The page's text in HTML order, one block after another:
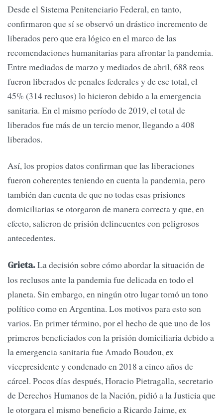
Desde el Sistema Penitenciario Federal, en tanto,
confirmaron que sí se observó un drástico incremento de
liberados pero que era lógico en el marco de las
recomendaciones humanitarias para afrontar la pandemia.
Entre mediados de marzo y mediados de abril, 688 reos
fueron liberados de penales federales y de ese total, el
45% (314 reclusos) lo hicieron debido a la emergencia
sanitaria. En el mismo período de 2019, el total de
liberados fue más de un tercio menor, llegando a 408
liberados.
Así, los propios datos confirman que las liberaciones
fueron coherentes teniendo en cuenta la pandemia, pero
también dan cuenta de que no todas esas prisiones
domiciliarias se otorgaron de manera correcta y que, en
efecto, salieron de prisión delincuentes con peligrosos
antecedentes.
Grieta.La decisión sobre cómo abordar la situación de
los reclusos ante la pandemia fue delicada en todo el
planeta. Sin embargo, en ningún otro lugar tomó un tono
político como en Argentina. Los motivos para esto son
varios. En primer término, por el hecho de que uno de los
primeros beneficiados con la prisión domiciliaria debido a
la emergencia sanitaria fue Amado Boudou, ex
vicepresidente y condenado en 2018 a cinco años de
cárcel. Pocos días después, Horacio Pietragalla, secretario
de Derechos Humanos de la Nación, pidió a la Justicia que
le otorgara el mismo beneficio a Ricardo Jaime, ex